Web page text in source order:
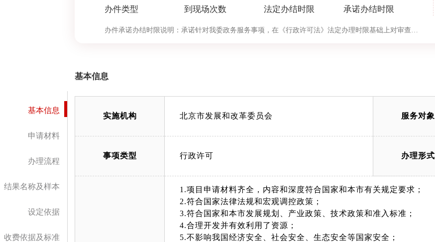
办件类型 到现场次数 法定办结时限 承诺办结时限
办件承诺办结时限说明： 承诺针对我委政务服务事项，在《行政许可法》法定办理时限基础上对审查与
基本信息
申请材料
办理流程
结果名称及样本
设定依据
收费依据及标准
基本信息
实施机构 北京市发展和改革委员会 服务对象
事项类型 行政许可 办理形式
1.项目申请材料齐全，内容和深度符合国家和本市有关规定要求；
2.符合国家法律法规和宏观调控政策；
3.符合国家和本市发展规划、产业政策、技术政策和准入标准；
4.合理开发并有效利用了资源；
5.不影响我国经济安全、社会安全、生态安全等国家安全；